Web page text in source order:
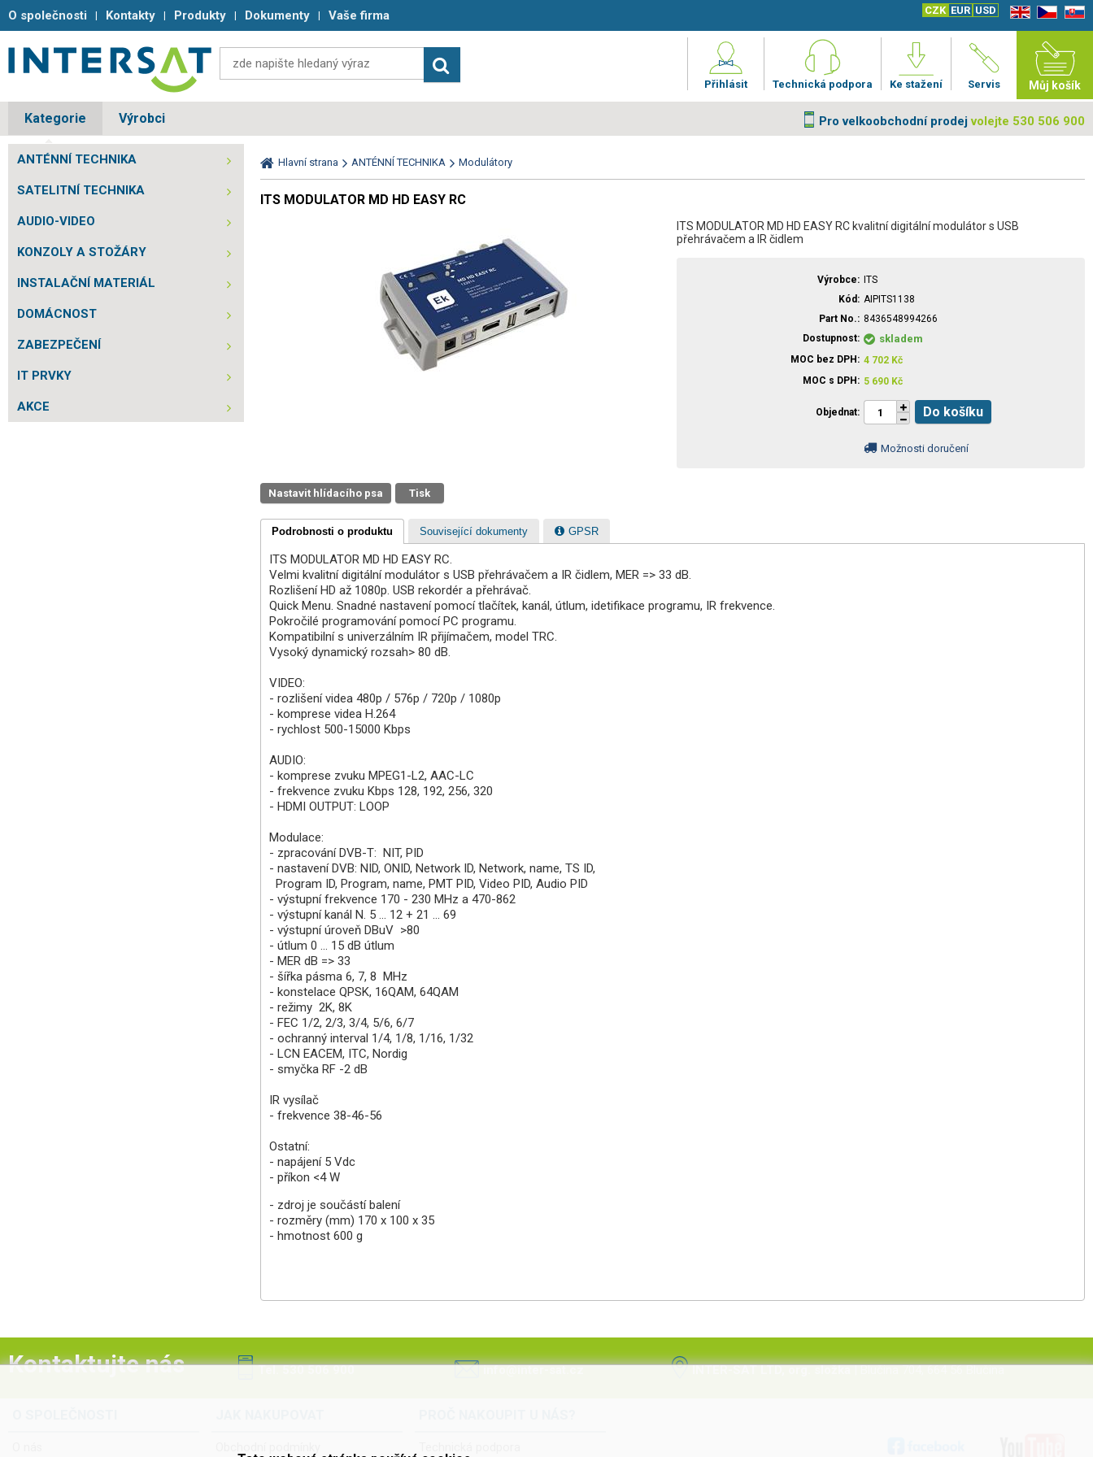
O společnosti Kontakty Produkty Dokumenty Vaše firma EN CZ SK
CZK EUR USD
Můj košík
Servis
Ke stažení
Technická podpora
Přihlásit
Kategorie Výrobci Pro velkoobchodní prodejvolejte 530 506 900
ANTÉNNÍ TECHNIKA
SATELITNÍ TECHNIKA
AUDIO-VIDEO
KONZOLY A STOŽÁRY
INSTALAČNÍ MATERIÁL
DOMÁCNOST
ZABEZPEČENÍ
IT PRVKY
AKCE
Hlavní strana ANTÉNNÍ TECHNIKA Modulátory
ITS MODULATOR MD HD EASY RC
ITS MODULATOR MD HD EASY RC kvalitní digitální modulátor s USB
přehrávačem a IR čidlem
Výrobce
ITS
Kód
AIPITS1138
Part No.
8436548994266
Dostupnost
skladem
MOC bez DPH 4 702 Kč
MOC s DPH
5 690 Kč
Objednat Do košíku
Možnosti doručení
Nastavit hlídacího psa Tisk
Podrobnosti o produktu Související dokumenty GPSR
ITS MODULATOR MD HD EASY RC.
Velmi kvalitní digitální modulátor s USB přehrávačem a IR čidlem, MER => 33 dB.
Rozlišení HD až 1080p. USB rekordér a přehrávač.
Quick Menu. Snadné nastavení pomocí tlačítek, kanál, útlum, idetifikace programu, IR frekvence.
Pokročilé programování pomocí PC programu.
Kompatibilní s univerzálním IR přijímačem, model TRC.
Vysoký dynamický rozsah> 80 dB.
VIDEO:
- rozlišení videa 480p / 576p / 720p / 1080p
- komprese videa H.264
- rychlost 500-15000 Kbps
AUDIO:
- komprese zvuku MPEG1-L2, AAC-LC
- frekvence zvuku Kbps 128, 192, 256, 320
- HDMI OUTPUT: LOOP
Modulace:
- zpracování DVB-T: NIT, PID
- nastavení DVB: NID, ONID, Network ID, Network, name, TS ID,
Program ID, Program, name, PMT PID, Video PID, Audio PID
- výstupní frekvence 170 - 230 MHz a 470-862
- výstupní kanál N. 5 ... 12 + 21 ... 69
- výstupní úroveň DBuV >80
- útlum 0 ... 15 dB útlum
- MER dB => 33
- šířka pásma 6, 7, 8 MHz
- konstelace QPSK, 16QAM, 64QAM
- režimy 2K, 8K
- FEC 1/2, 2/3, 3/4, 5/6, 6/7
- ochranný interval 1/4, 1/8, 1/16, 1/32
- LCN EACEM, ITC, Nordig
- smyčka RF -2 dB
IR vysílač
- frekvence 38-46-56
Ostatní:
- napájení 5 Vdc
- příkon <4 W
- zdroj je součástí balení
- rozměry (mm) 170 x 100 x 35
- hmotnost 600 g
Kontaktujte nás Tel. 530 506 900 info@inter-sat.cz INTER-SAT LTD, org. složka| Blučina 704, 664 56 Blučina